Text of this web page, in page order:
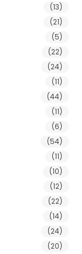
(13)
(21)
(5)
(22)
(24)
(11)
(44)
(11)
(6)
(54)
(11)
(10)
(12)
(22)
(14)
(24)
(20)